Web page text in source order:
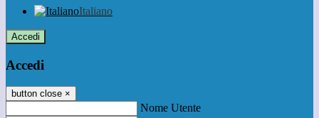
Italiano
Accedi
Accedi
button close ×
Nome Utente